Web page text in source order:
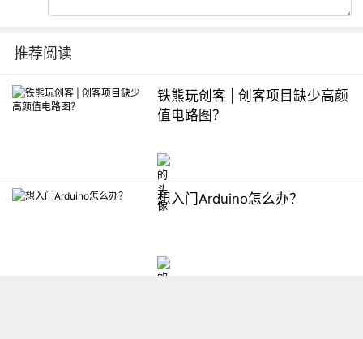
推荐阅读
铁熊玩创客 | 创客项目缺少高颜
值电路图？
想入门Arduino怎么办？